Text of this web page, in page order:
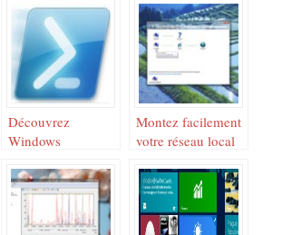
Découvrez
Windows
Montez facilement
votre réseau local